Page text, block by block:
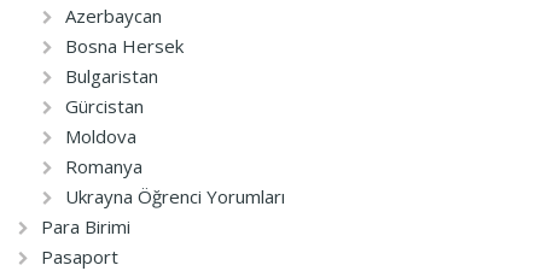
Azerbaycan
Bosna Hersek
Bulgaristan
Gürcistan
Moldova
Romanya
Ukrayna Öğrenci Yorumları
Para Birimi
Pasaport